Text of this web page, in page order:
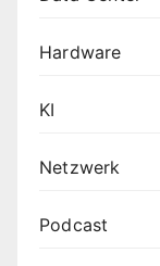
Hardware
KI
Netzwerk
Podcast